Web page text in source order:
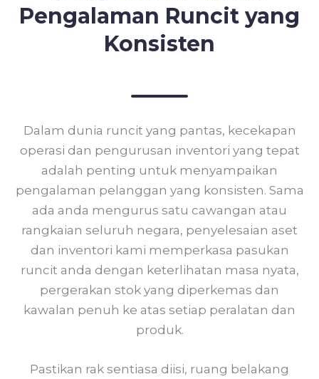
Pengalaman Runcit yang
Konsisten
Dalam dunia runcit yang pantas, kecekapan
operasi dan pengurusan inventori yang tepat
adalah penting untuk menyampaikan
pengalaman pelanggan yang konsisten. Sama
ada anda mengurus satu cawangan atau
rangkaian seluruh negara, penyelesaian aset
dan inventori kami memperkasa pasukan
runcit anda dengan keterlihatan masa nyata,
pergerakan stok yang diperkemas dan
kawalan penuh ke atas setiap peralatan dan
produk.
Pastikan rak sentiasa diisi, ruang belakang